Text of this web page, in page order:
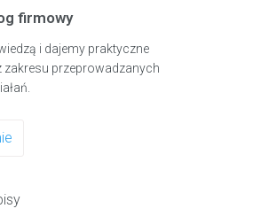
firmowy
i dajemy praktyczne
zakresu przeprowadzanych